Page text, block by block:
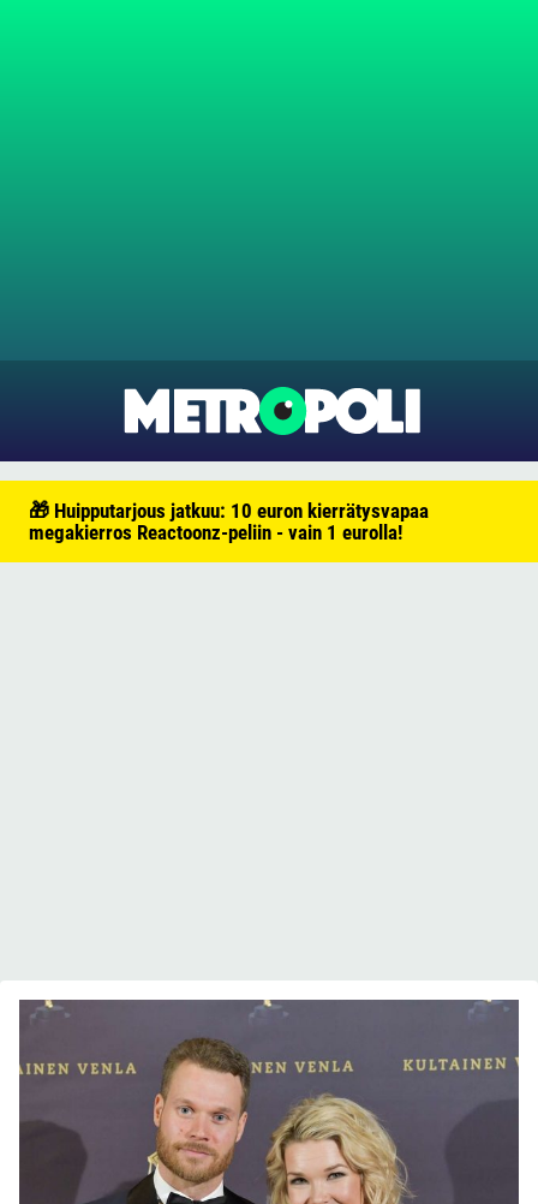
🎁 Huipputarjous jatkuu: 10 euron kierrätysvapaa
megakierros Reactoonz-peliin - vain 1 eurolla!